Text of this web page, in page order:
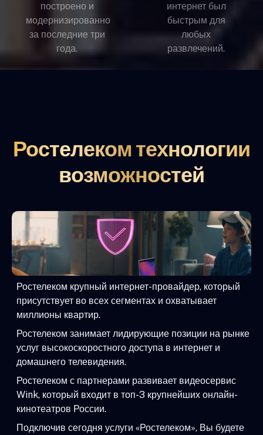
построено и
модернизированно
за последние три
года.
интернет был
быстрым для
любых
развлечений.
Ростелеком технологии
возможностей
Ростелеком крупный интернет-провайдер, который
присутствует во всех сегментах и охватывает
миллионы квартир.
Ростелеком занимает лидирующие позиции на рынке
услуг высокоскоростного доступа в интернет и
домашнего телевидения.
Ростелеком с партнерами развивает видеосервис
Wink, который входит в топ-3 крупнейших онлайн-
кинотеатров России.
Подключив сегодня услуги «Ростелеком», Вы будете